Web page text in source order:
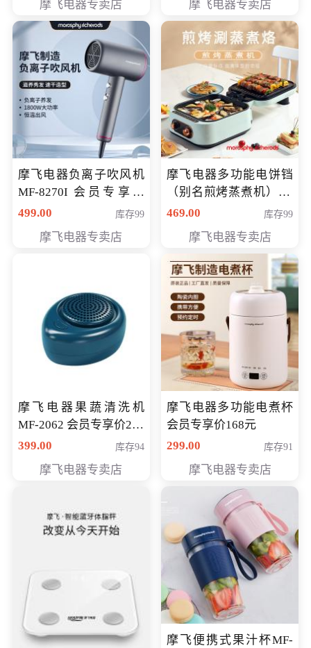
摩飞电器专卖店 摩飞电器专卖店
摩飞电器负离子吹风机
MF-8270I 会员专享价
369元
499.00 库存99
摩飞电器专卖店
摩飞电器多功能电饼铛
（别名煎烤蒸煮机） 型
号MF-8888B 会员专享
469.00 库存99
摩飞电器专卖店
摩飞电器果蔬清洗机
MF-2062 会员专享价268
元
399.00 库存94
摩飞电器专卖店
摩飞电器多功能电煮杯
会员专享价168元
299.00
库存91
摩飞电器专卖店
摩飞便携式果汁杯MF-